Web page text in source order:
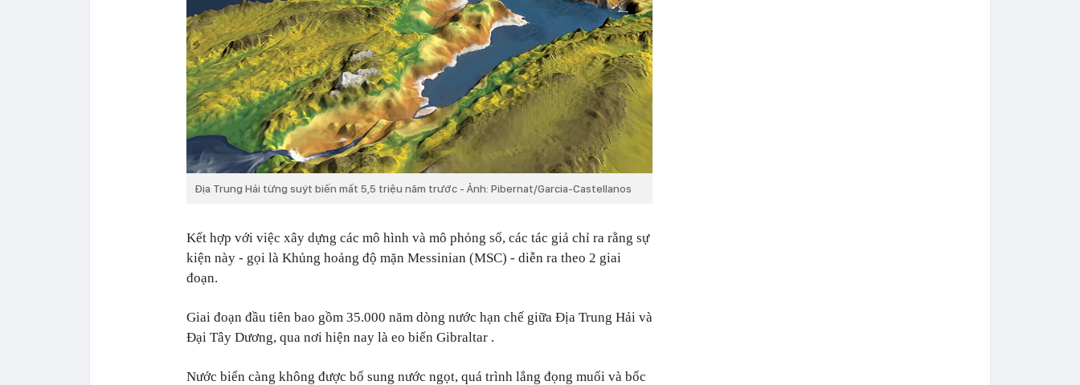
Địa Trung Hải từng suýt biến mất 5,5 triệu năm trước - Ảnh: Pibernat/Garcia-Castellanos
Kết hợp với việc xây dựng các mô hình và mô phỏng số, các tác giả chỉ ra rằng sự
kiện này - gọi là Khủng hoảng độ mặn Messinian (MSC) - diễn ra theo 2 giai
đoạn.
Giai đoạn đầu tiên bao gồm 35.000 năm dòng nước hạn chế giữa Địa Trung Hải và
Đại Tây Dương, qua nơi hiện nay là eo biển Gibraltar .
Nước biển càng không được bổ sung nước ngọt, quá trình lắng đọng muối và bốc